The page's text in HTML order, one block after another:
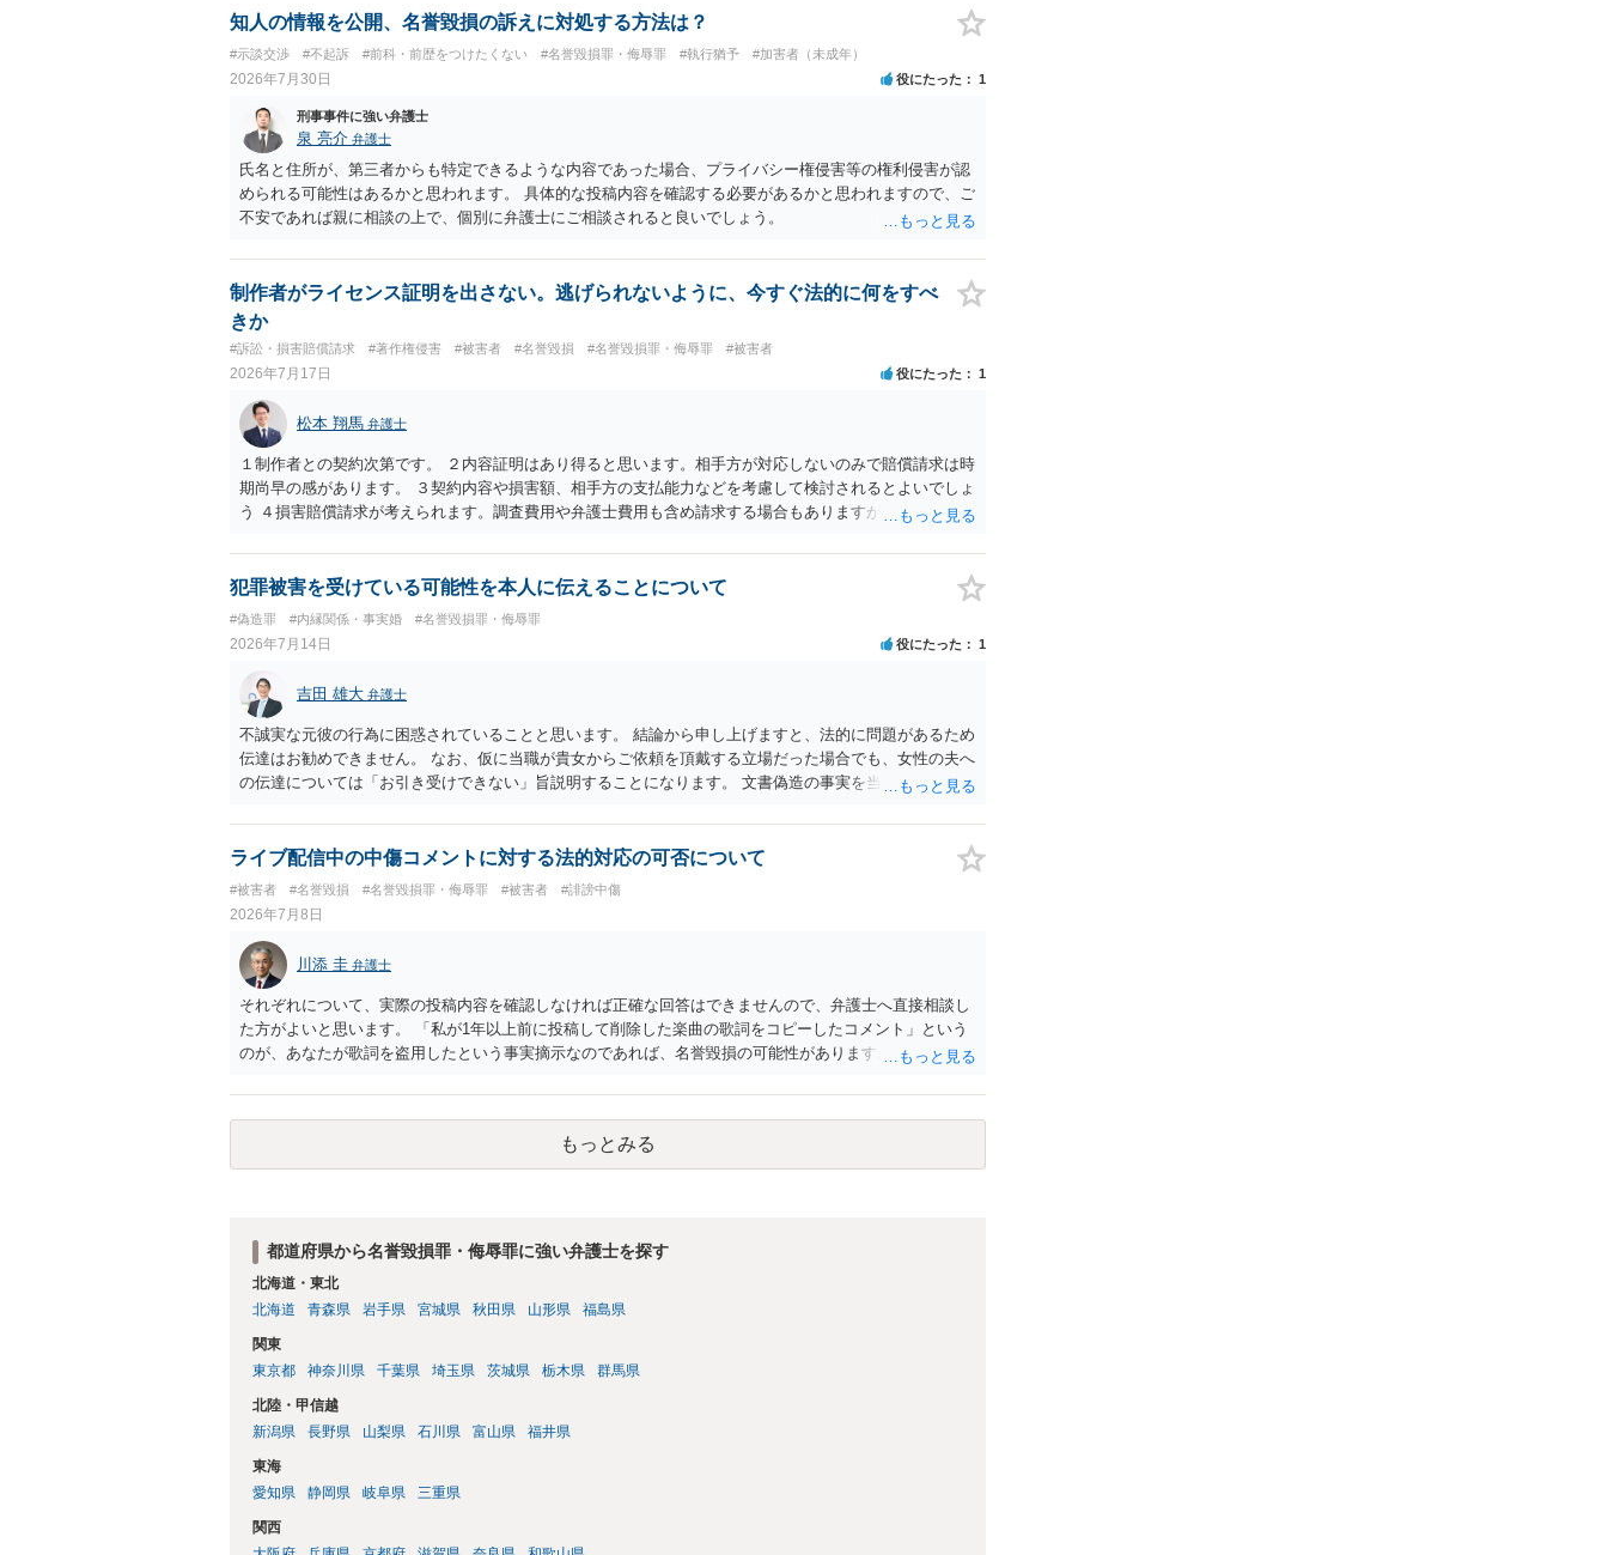
知人の情報を公開、名誉毀損の訴えに対処する方法は？
#示談交渉 #不起訴 #前科・前歴をつけたくない #名誉毀損罪・侮辱罪 #執行猶予 #加害者（未成年）
2026年7月30日 役にたった 1
刑事事件に強い弁護士
泉 亮介 弁護士
氏名と住所が、第三者からも特定できるような内容であった場合、プライバシー権侵害等の権利侵害が認
められる可能性はあるかと思われます。 具体的な投稿内容を確認する必要があるかと思われますので、ご
不安であれば親に相談の上で、個別に弁護士にご相談されると良いでしょう。
制作者がライセンス証明を出さない。逃げられないように、今すぐ法的に何をすべ
きか
#訴訟・損害賠償請求 #著作権侵害 #被害者 #名誉毀損 #名誉毀損罪・侮辱罪 #被害者
2026年7月17日 役にたった 1
松本 翔馬 弁護士
１制作者との契約次第です。 ２内容証明はあり得ると思います。相手方が対応しないのみで賠償請求は時
期尚早の感があります。 ３契約内容や損害額、相手方の支払能力などを考慮して検討されるとよいでしょ
う ４損害賠償請求が考えられます。調査費用や弁護士費用も含め請求する場合もありますが、認められる
６弁護士に窓口を一本化して、直接連絡を避けることも方法の一つです。
犯罪被害を受けている可能性を本人に伝えることについて
#偽造罪 #内縁関係・事実婚 #名誉毀損罪・侮辱罪
2026年7月14日 役にたった 1
吉田 雄大 弁護士
不誠実な元彼の行為に困惑されていることと思います。 結論から申し上げますと、法的に問題があるため
伝達はお勧めできません。 なお、仮に当職が貴女からご依頼を頂戴する立場だった場合でも、女性の夫へ
の伝達については「お引き受けできない」旨説明することになります。 文書偽造の事実を当該男性に伝達
ことですが、それを別の方（とりわけ、女性にとって最も知られたくない相手である夫）に事実上であれ
伝えることは別の法的問題（プライバシー権侵害の問題）が発生します。
ライブ配信中の中傷コメントに対する法的対応の可否について
#被害者 #名誉毀損 #名誉毀損罪・侮辱罪 #被害者 #誹謗中傷
2026年7月8日
川添 圭 弁護士
それぞれについて、実際の投稿内容を確認しなければ正確な回答はできませんので、弁護士へ直接相談し
た方がよいと思います。 「私が1年以上前に投稿して削除した楽曲の歌詞をコピーしたコメント」という
のが、あなたが歌詞を盗用したという事実摘示なのであれば、名誉毀損の可能性がありますが、それ以外
害とは言い難いところです（いじめの事実をアウティングされた、といった意味であれば権利侵害性が出
てくる可能性はありますが）。
もっとみる
都道府県から名誉毀損罪・侮辱罪に強い弁護士を探す
北海道・東北
北海道
青森県 岩手県 宮城県 秋田県 山形県 福島県
関東
東京都
神奈川県 千葉県 埼玉県 茨城県 栃木県 群馬県
北陸・甲信越
新潟県
長野県 山梨県 石川県 富山県 福井県
東海
愛知県
静岡県 岐阜県 三重県
関西